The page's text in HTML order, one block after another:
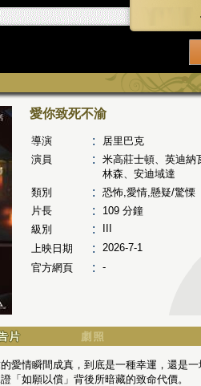
愛你致死不渝
導演 :
居里巴克
演員
:
米高莊士頓、英迪納
林森、安迪域達
類別
:
恐怖,愛情,懸疑/驚慄
片長
: 109 分鐘
級別
:
上映日期
:
2026-7-1
官方網頁
: -
愛情瞬間成真，到底是一種幸運，還是
「如願以償」背後所暗藏的致命代價。